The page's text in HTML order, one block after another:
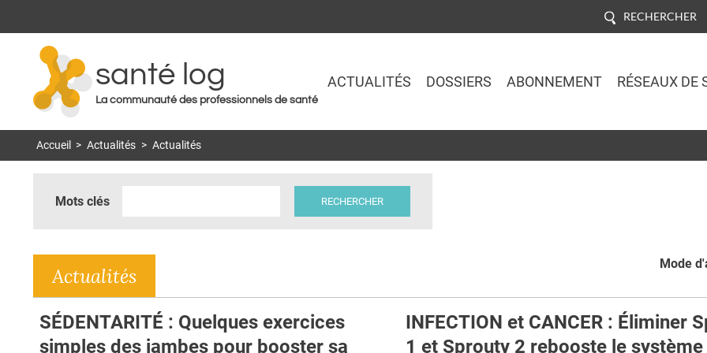
RECHERCHER
santé log
La communauté des professionnels de santé
ACTUALITÉS DOSSIERS ABONNEMENT RÉSEAUX DE
Accueil > Actualités > Actualités
Mots clés
Mode
Actualités
SÉDENTARITÉ : Quelques exercices
simples des jambes pour booster sa
INFECTION et CANCER : Éliminer
1 et Sprouty 2 rebooste le système